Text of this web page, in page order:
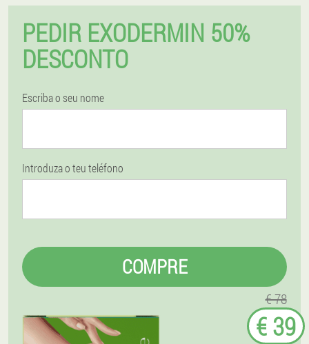
PEDIR EXODERMIN 50%
DESCONTO
Escriba o seu nome
Introduza o teu teléfono
COMPRE
€ 78
€ 39